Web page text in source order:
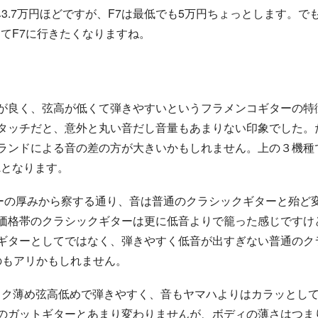
万円ほどですが、F7は最低でも5万円ちょっとします。で
F7に行きたくなりますね。
良く、弦高が低くて弾きやすいというフラメンコギターの
ッチだと、意外と丸い音だし音量もあまりない印象でした
ンドによる音の差の方が大きいかもしれません。上の３機
なります。
厚みから察する通り、音は普通のクラシックギターと殆ど
格帯のクラシックギターは更に低音よりで籠った感じですけ
ターとしてではなく、弾きやすく低音が出すぎない普通の
アリかもしれません。
薄め弦高低めで弾きやすく、音もヤマハよりはカラッとし
ガットギターとあまり変わりませんが、ボディの薄さはつ